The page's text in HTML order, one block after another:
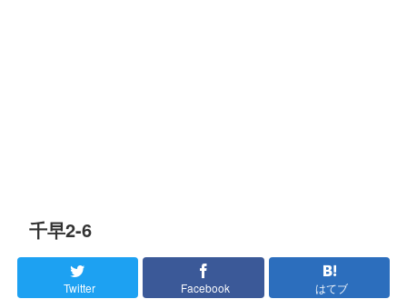
千早2-6
Twitter Facebook はてブ